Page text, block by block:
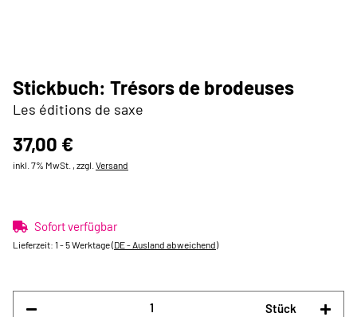
Stickbuch: Trésors de brodeuses
Les éditions de saxe
37,00 €
inkl. 7% MwSt. , zzgl. Versand
Sofort verfügbar
Lieferzeit: 1 - 5 Werktage(DE - Ausland abweichend)
Stück